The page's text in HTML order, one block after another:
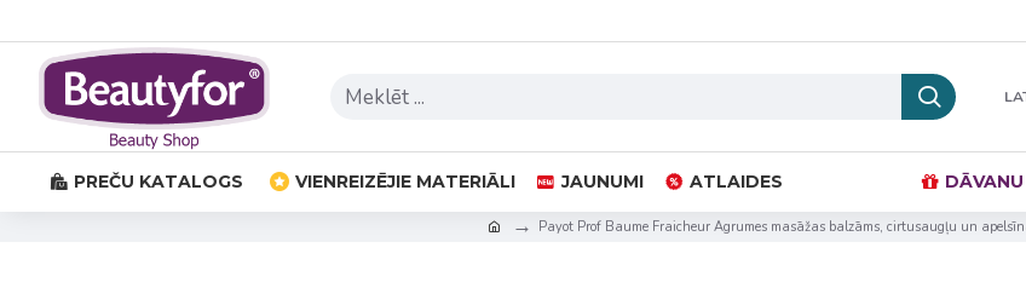
PREČU KATALOGS VIENREIZĒJIE MATERIĀLI JAUNUMI ATLAIDES
Payot Prof Baume Fraicheur Agrumes masāžas balzāms, cirtusaugļu un